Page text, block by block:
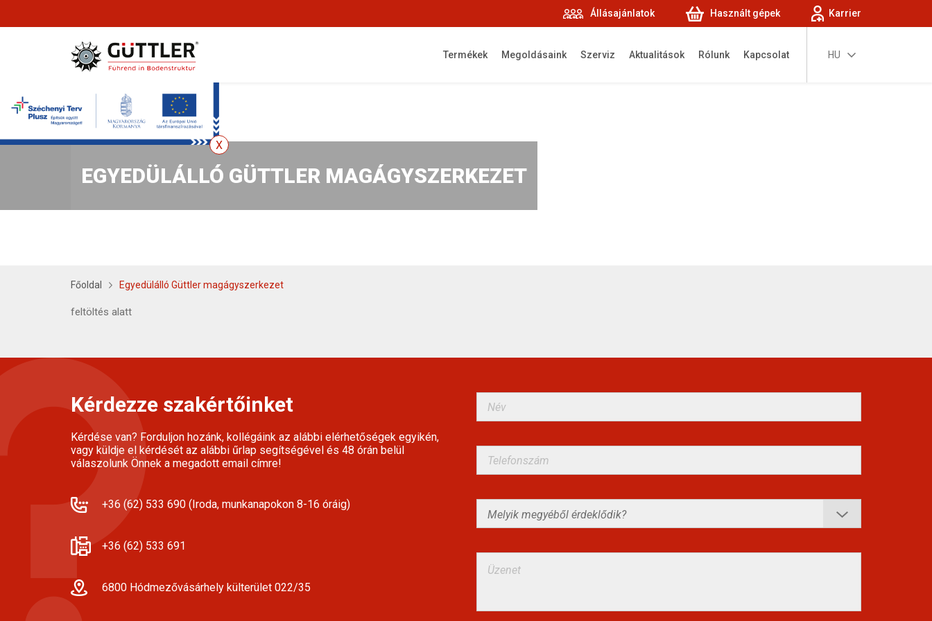
Állásajánlatok Használt gépek Karrier
HU
Termékek Megoldásaink Szerviz Aktualitások Rólunk Kapcsolat
EGYEDÜLÁLLÓ GÜTTLER MAGÁGYSZERKEZET
Főoldal Egyedülálló Güttler magágyszerkezet
feltöltés alatt
Kérdezze szakértőinket
Kérdése van? Forduljon hozánk, kollégáink az alábbi elérhetőségek egyikén,
vagy küldje el kérdését az alábbi űrlap segítségével és 48 órán belül
válaszolunk Önnek a megadott email címre!
+36 (62) 533 690 (Iroda, munkanapokon 8-16 óráig)
+36 (62) 533 691
6800 Hódmezővásárhely külterület 022/35